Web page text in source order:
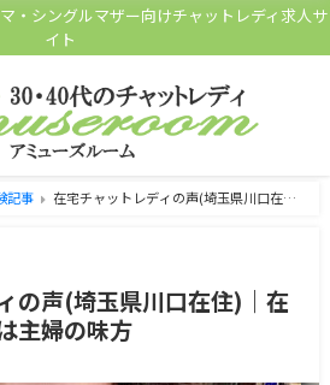
・シングルマザー向けチャットレディ求人サ
イト
記事
在宅チャットレディの声(埼玉県川口在住)
の声(埼玉県川口在住)｜在
主婦の味方